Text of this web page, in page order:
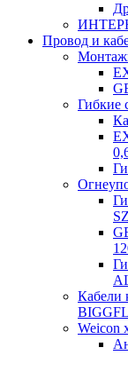
Провод и
Гибкие
Кабели
Weicon